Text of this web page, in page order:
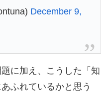
December 9,
に加え、こうした「知
ふれているかと思う